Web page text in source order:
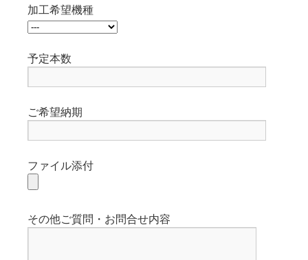
加工希望機種
予定本数
ご希望納期
ファイル添付
その他ご質問・お問合せ内容